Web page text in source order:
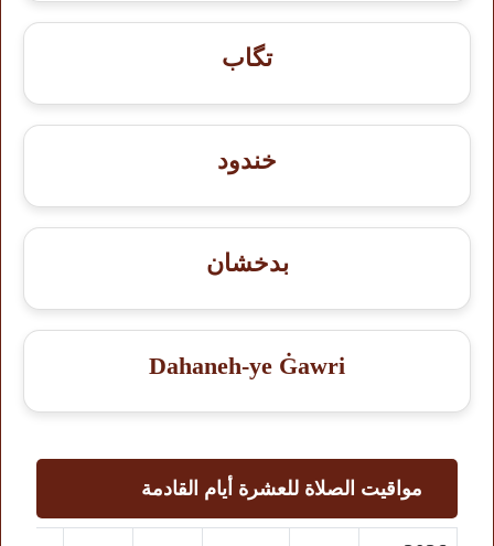
تگاب
خندود
بدخشان
Dahaneh-ye Ġawri
مواقيت الصلاة للعشرة أيام القادمة